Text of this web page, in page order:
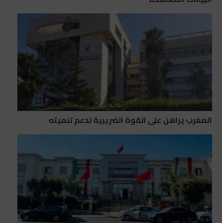
المغرب يراهن على القوة الضريبية لدعم تنميته